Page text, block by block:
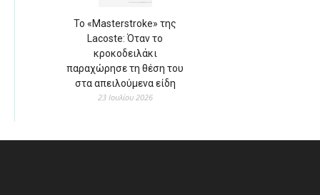
Το «Masterstroke» της
Lacoste: Όταν το
κροκοδειλάκι
παραχώρησε τη θέση του
στα απειλούμενα είδη
23 Ιουλίου 2026